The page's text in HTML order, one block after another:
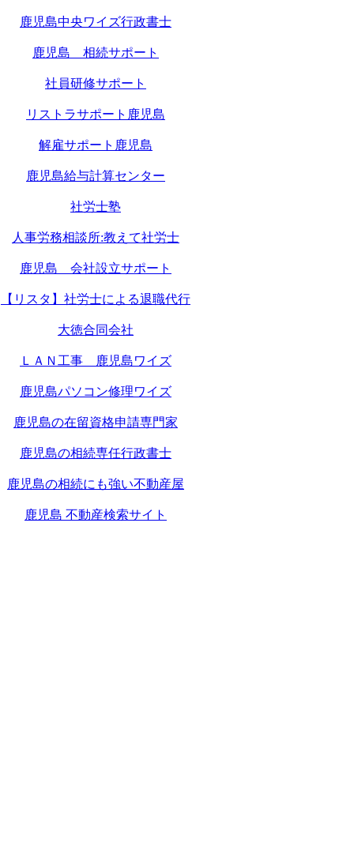
鹿児島中央ワイズ行政書士
鹿児島 相続サポート
社員研修サポート
リストラサポート鹿児島
解雇サポート鹿児島
鹿児島給与計算センター
社労士塾
人事労務相談所:教えて社労士
鹿児島 会社設立サポート
【リスタ】社労士による退職代行
大徳合同会社
ＬＡＮ工事 鹿児島ワイズ
鹿児島パソコン修理ワイズ
鹿児島の在留資格申請専門家
鹿児島の相続専任行政書士
鹿児島の相続にも強い不動産屋
鹿児島 不動産検索サイト